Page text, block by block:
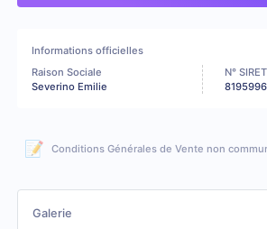
Informations officielles
Raison Sociale
Severino Emilie
N° SIRET
📝 Conditions Générales de Vente non
Galerie